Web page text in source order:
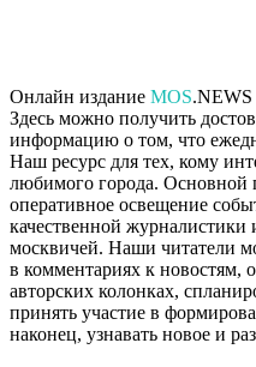
Онлайн издание MOS
Здесь можно получить
информацию о том, что
Наш ресурс для тех, кому
любимого города. Основной
оперативное освещение
качественной журналистики
москвичей. Наши читатели
в комментариях к новостям,
авторских колонках,
принять участие в
наконец, узнавать новое и